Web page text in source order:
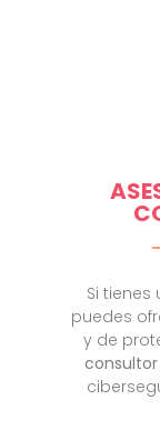
Si tienes
puedes
y de
consultor